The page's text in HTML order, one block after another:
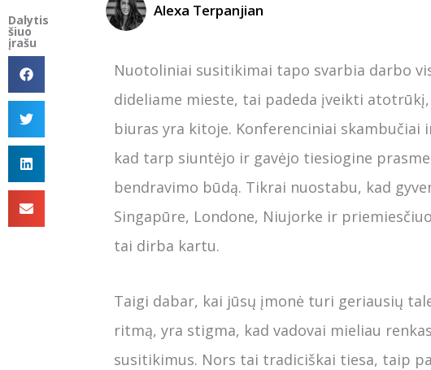
Dalytis
šiuo
įrašu
Alexa Terpanjian
Nuotoliniai susitikimai tapo svarbia darbo
dideliame mieste, tai padeda įveikti
biuras yra kitoje. Konferenciniai skambučiai
kad tarp siuntėjo ir gavėjo tiesiogine
bendravimo būdą. Tikrai nuostabu, kad
Singapūre, Londone, Niujorke ir
tai dirba kartu.
Taigi dabar, kai jūsų įmonė turi geriausių
ritmą, yra stigma, kad vadovai mieliau
susitikimus. Nors tai tradiciškai tiesa, taip